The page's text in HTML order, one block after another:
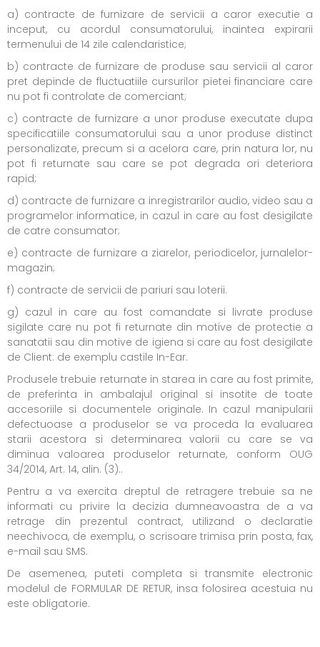
a) contracte de furnizare de servicii a caror executie a
inceput, cu acordul consumatorului, inaintea expirarii
termenului de 14 zile calendaristice;
b) contracte de furnizare de produse sau servicii al caror
pret depinde de fluctuatiile cursurilor pietei financiare care
nu pot fi controlate de comerciant;
c) contracte de furnizare a unor produse executate dupa
specificatiile consumatorului sau a unor produse distinct
personalizate, precum si a acelora care, prin natura lor, nu
pot fi returnate sau care se pot degrada ori deteriora
rapid;
d) contracte de furnizare a inregistrarilor audio, video sau a
programelor informatice, in cazul in care au fost desigilate
de catre consumator;
e) contracte de furnizare a ziarelor, periodicelor, jurnalelor-
magazin;
f) contracte de servicii de pariuri sau loterii.
g) cazul in care au fost comandate si livrate produse
sigilate care nu pot fi returnate din motive de protectie a
sanatatii sau din motive de igiena si care au fost desigilate
de Client: de exemplu castile In-Ear.
Produsele trebuie returnate in starea in care au fost primite,
de preferinta in ambalajul original si insotite de toate
accesoriile si documentele originale. In cazul manipularii
defectuoase a produselor se va proceda la evaluarea
starii acestora si determinarea valorii cu care se va
diminua valoarea produselor returnate, conform OUG
34/2014, Art. 14, alin. (3)..
Pentru a va exercita dreptul de retragere trebuie sa ne
informati cu privire la decizia dumneavoastra de a va
retrage din prezentul contract, utilizand o declaratie
neechivoca, de exemplu, o scrisoare trimisa prin posta, fax,
e-mail sau SMS.
De asemenea, puteti completa si transmite electronic
modelul de FORMULAR DE RETUR, insa folosirea acestuia nu
este obligatorie.